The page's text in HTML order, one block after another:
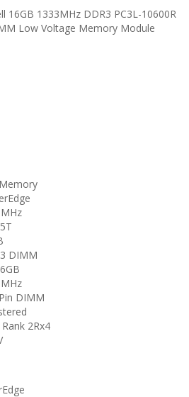
16GB 1333MHz DDR3 PC3L-10600R
Low Voltage Memory Module
DIMM
DIMM
2Rx4